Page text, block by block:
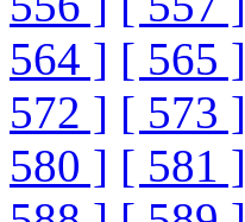
564 ] [ 565 ]
572 ] [ 573 ]
580 ] [ 581 ]